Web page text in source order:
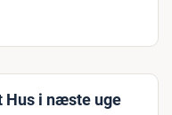
Hus i næste uge